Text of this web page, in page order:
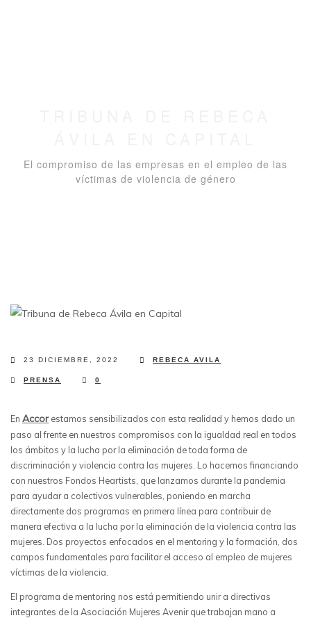
El compromiso de las empresas en el empleo de las
víctimas de violencia de género
23 DICIEMBRE, 2022 REBECA AVILA
PRENSA 0
En Accorestamos sensibilizados con esta realidad y hemos dado un
paso al frente en nuestros compromisos con la igualdad real en todos
los ámbitos y la lucha por la eliminación de toda forma de
discriminación y violencia contra las mujeres. Lo hacemos financiando
con nuestros Fondos Heartists, que lanzamos durante la pandemia
para ayudar a colectivos vulnerables, poniendo en marcha
directamente dos programas en primera línea para contribuir de
manera efectiva a la lucha por la eliminación de la violencia contra las
mujeres. Dos proyectos enfocados en el mentoring y la formación, dos
campos fundamentales para facilitar el acceso al empleo de mujeres
víctimas de la violencia.
El programa de mentoring nos está permitiendo unir a directivas
integrantes de la Asociación Mujeres Avenir que trabajan mano a